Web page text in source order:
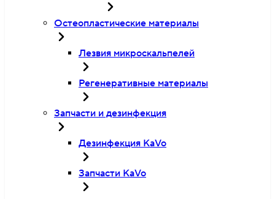
Остеопластические материалы
Лезвия микроскальпелей
Регенеративные материалы
Запчасти и дезинфекция
Дезинфекция KaVo
Запчасти KaVo